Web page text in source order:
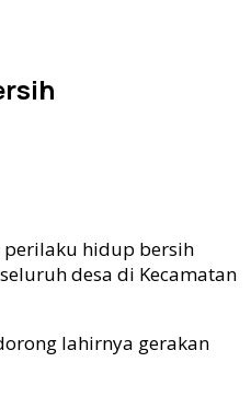
perilaku hidup bersih
desa di Kecamatan
lahirnya gerakan